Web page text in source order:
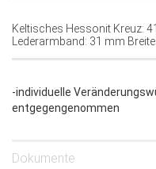
Keltisches Hessonit Kreuz:
Lederarmband: 31 mm Breite
-individuelle
entgegengenommen
Dokumente